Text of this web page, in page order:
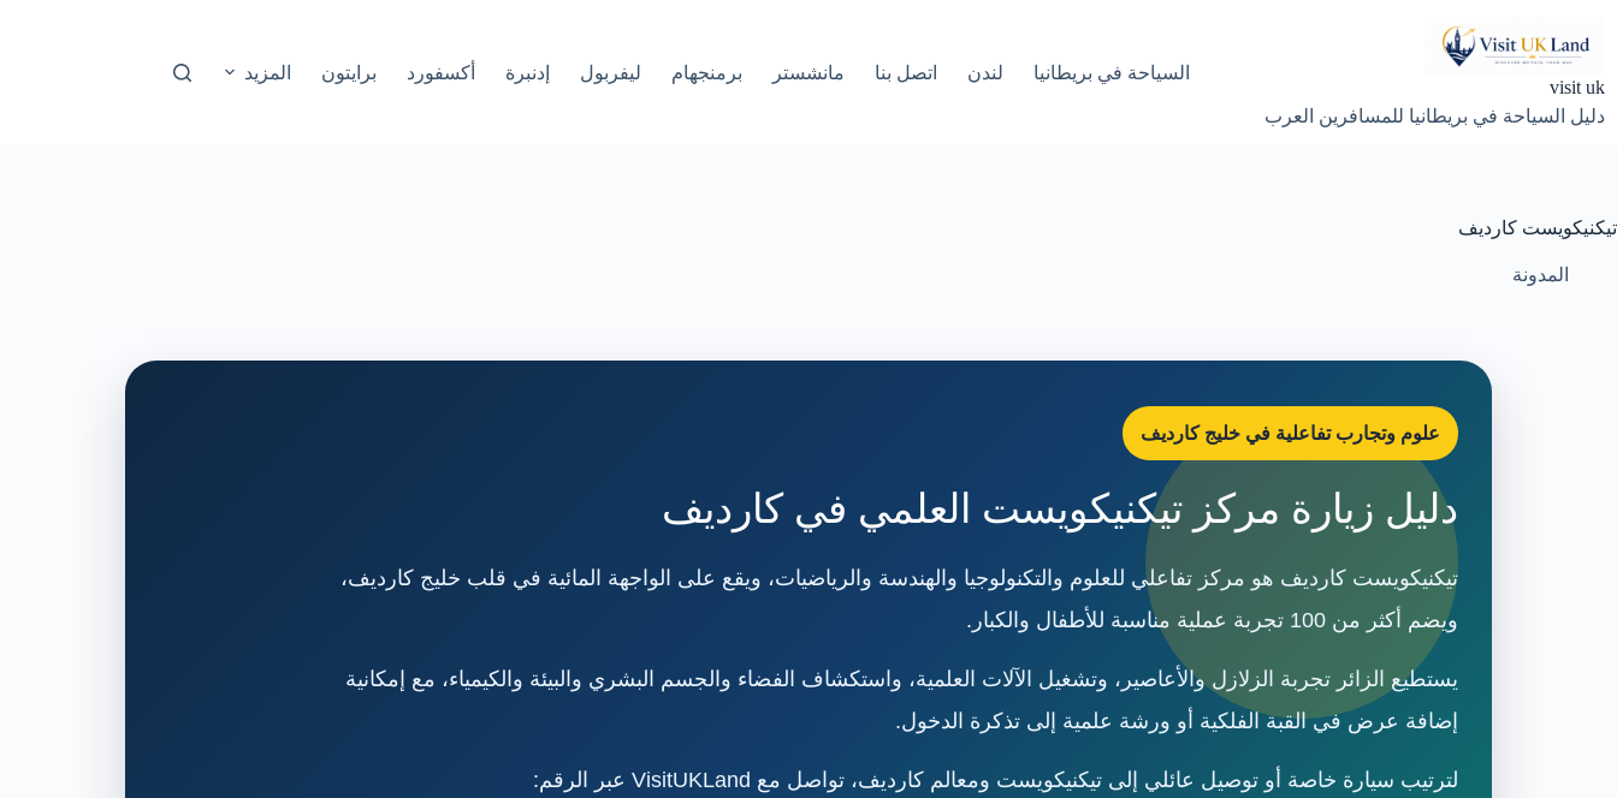
المحتوى
visit uk
دليل السياحة في بريطانيا للمسافرين العرب
السياحة في بريطانيا لندن اتصل بنا مانشستر برمنجهام ليفربول إدنبرة أكسفورد برايتون المزيد
تيكنيكويست كارديف
المدونة
علوم وتجارب تفاعلية في خليج كارديف
دليل زيارة مركز تيكنيكويست العلمي في كارديف
تيكنيكويست كارديف هو مركز تفاعلي للعلوم والتكنولوجيا والهندسة والرياضيات، ويقع على الواجهة المائية في قلب خليج كارديف،
ويضم أكثر من 100 تجربة عملية مناسبة للأطفال والكبار.
يستطيع الزائر تجربة الزلازل والأعاصير، وتشغيل الآلات العلمية، واستكشاف الفضاء والجسم البشري والبيئة والكيمياء، مع إمكانية
إضافة عرض في القبة الفلكية أو ورشة علمية إلى تذكرة الدخول.
لترتيب سيارة خاصة أو توصيل عائلي إلى تيكنيكويست ومعالم كارديف، تواصل مع VisitUKLand عبر الرقم: